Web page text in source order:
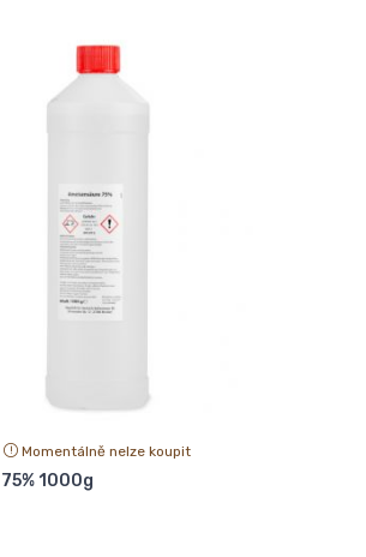
Momentálně nelze koupit
1000g